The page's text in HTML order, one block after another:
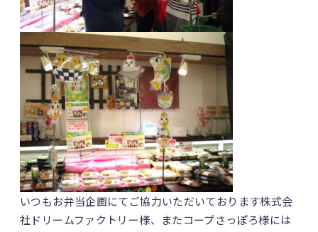
いつもお弁当企画にてご協力いただいております株式会
社ドリームファクトリー様、またコープさっぽろ様には